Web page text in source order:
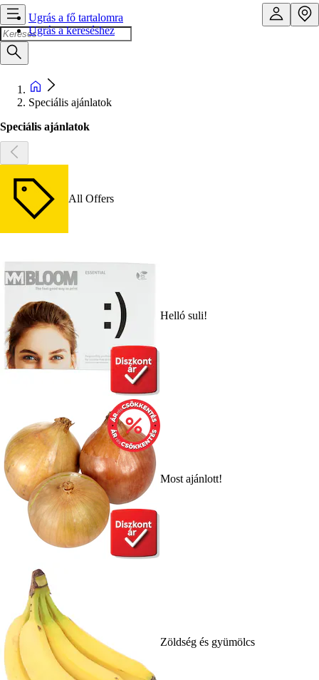
Ugrás a fő tartalomra
Ugrás a kereséshez
Speciális ajánlatok
Speciális ajánlatok
All Offers
Helló suli!
Most ajánlott!
Zöldség és gyümölcs